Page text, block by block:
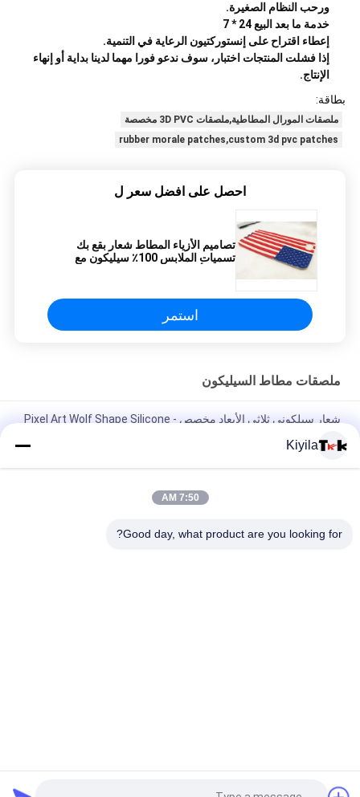
ورحب النظام الصغيرة.
خدمة ما بعد البيع 24 * 7
إعطاء اقتراح على إنستوركتيون الرعاية في التنمية.
إذا فشلت المنتجات اختبار، سوف ندعو فورا مهما لدينا بداية أو إنهاء
الإنتاج.
بطاقة:
ملصقات المورال المطاطية,ملصقات 3D PVC مخصصة
rubber morale patches,custom 3d pvc patches
احصل على افضل سعر ل
تصاميم الأزياء المطاط شعار بقع بك
تسميات الملابس 100٪ سيليكون مع
استمر
ملصقات مطاط السيليكون
شعار سيلكوني ثلاثي الأبعاد مخصص - Pixel Art Wolf Shape Silicone
شارات السيليكون بالجملة المخصصة - الرسوم الكرتونية الحيوان /
شعار العلامة التجارية البقع للملابس حقيبة ظهر تزيين قبعة
والتحلل البيولوجي
Kiyila
7:50 AM
Good day, what product are you looking for?